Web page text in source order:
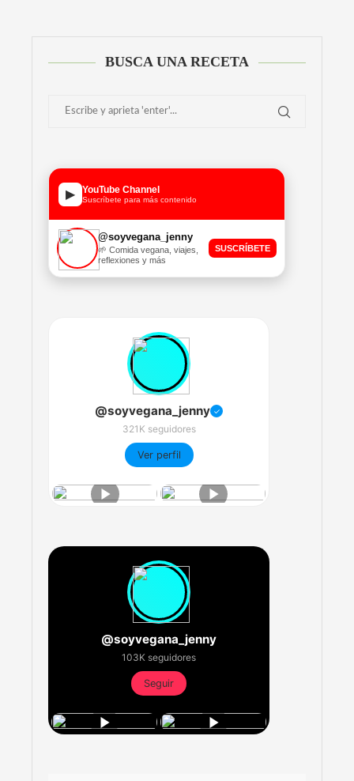
BUSCA UNA RECETA
▶ YouTube Channel
Suscríbete para más contenido
@soyvegana_jenny
🌱 Comida vegana, viajes,
reflexiones y más
SUSCRÍBETE
@soyvegana_jenny ✓
321K seguidores
Ver perfil
@soyvegana_jenny
103K seguidores
Seguir